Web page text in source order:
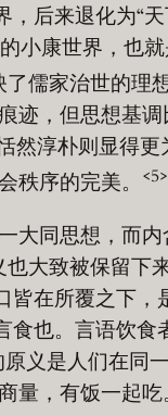
，后来退化为“
小康世界，也
了儒家治世的理
迹，但思想基调
然淳朴则显得更
秩序的完美。
<5>
大同思想，而内
也大致被保留下
口皆在所覆之下，
食也。言语饮食
义是人们在同
量，有饭一起吃